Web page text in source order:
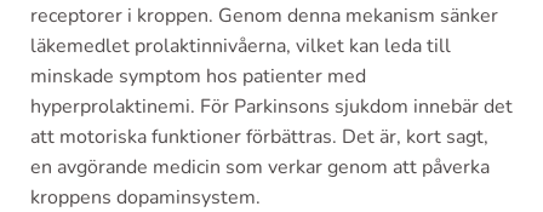
receptorer i kroppen. Genom denna mekanism sänker
läkemedlet prolaktinnivåerna, vilket kan leda till
minskade symptom hos patienter med
hyperprolaktinemi. För Parkinsons sjukdom innebär det
att motoriska funktioner förbättras. Det är, kort sagt,
en avgörande medicin som verkar genom att påverka
kroppens dopaminsystem.